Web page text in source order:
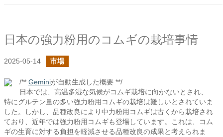
日本の強力粉用のコムギの栽培事情
2025-05-14 市場
/** Geminiが自動生成した概要 **/
日本では、高温多湿な気候がコムギ栽培に向かないとされ、
特にグルテン量の多い強力粉用コムギの栽培は難しいとされていま
した。しかし、品種改良により中力粉用コムギは古くから栽培され
ており、近年では強力粉用コムギも登場しています。これは、コム
ギの生育に対する負担を軽減させる品種改良の成果と考えられま